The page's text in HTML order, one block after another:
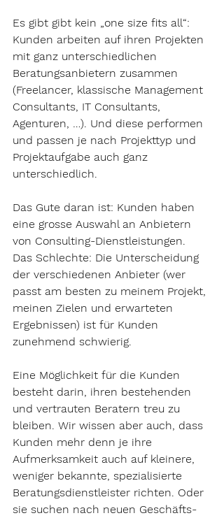
Es gibt gibt kein „one size fits all“:
Kunden arbeiten auf ihren Projekten
mit ganz unterschiedlichen
Beratungsanbietern zusammen
(Freelancer, klassische Management
Consultants, IT Consultants,
Agenturen, …). Und diese performen
und passen je nach Projekttyp und
Projektaufgabe auch ganz
unterschiedlich.
Das Gute daran ist: Kunden haben
eine grosse Auswahl an Anbietern
von Consulting-Dienstleistungen.
Das Schlechte: Die Unterscheidung
der verschiedenen Anbieter (wer
passt am besten zu meinem Projekt,
meinen Zielen und erwarteten
Ergebnissen) ist für Kunden
zunehmend schwierig.
Eine Möglichkeit für die Kunden
besteht darin, ihren bestehenden
und vertrauten Beratern treu zu
bleiben. Wir wissen aber auch, dass
Kunden mehr denn je ihre
Aufmerksamkeit auch auf kleinere,
weniger bekannte, spezialisierte
Beratungsdienstleister richten. Oder
sie suchen nach neuen Geschäfts-